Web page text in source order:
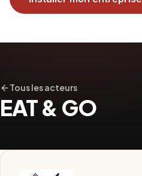
Tous les acteurs
EAT & GO